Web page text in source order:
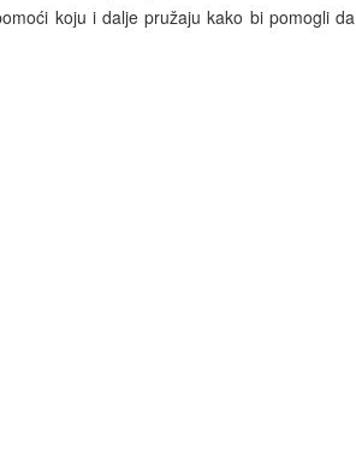
koju i dalje pružaju kako bi pomogli da